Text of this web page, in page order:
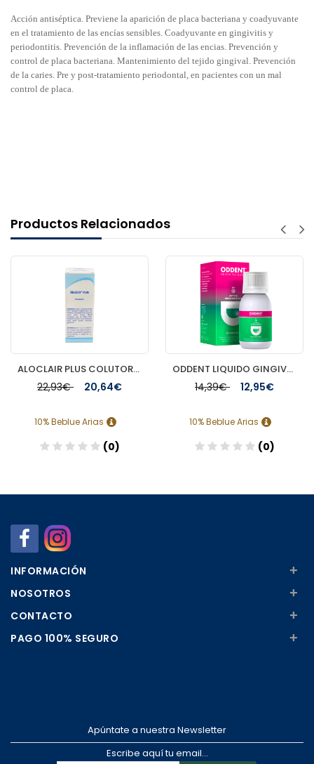
Acción antiséptica. Previene la aparición de placa bacteriana y coadyuvante
en el tratamiento de las encías sensibles. Coadyuvante en gingivitis y
periodontitis. Prevención de la inflamación de las encias. Prevención y
control de placa bacteriana. Mantenimiento del tejido gingival. Prevención
de la caries. Pre y post-tratamiento periodontal, en pacientes con un mal
control de placa.
Productos Relacionados
ALOCLAIR PLUS COLUTORIO 120 ML
22,93€ 20,64€
10% Beblue Arias
(0)
ODDENT LIQUIDO GINGIVAL 150ML
14,39€ 12,95€
10% Beblue Arias
(0)
INFORMACIÓN +
NOSOTROS +
CONTACTO +
PAGO 100% SEGURO +
Apúntate a nuestra Newsletter
Escribe aquí tu email...